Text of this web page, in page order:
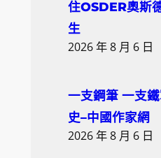
住OSDER奧斯
生
2026 年 8 月 6 日
一支鋼筆 一支
史–中國作家網
2026 年 8 月 6 日